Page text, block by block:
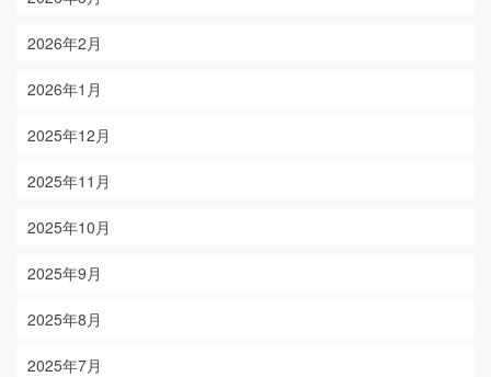
2026年2月
2026年1月
2025年12月
2025年11月
2025年10月
2025年9月
2025年8月
2025年7月